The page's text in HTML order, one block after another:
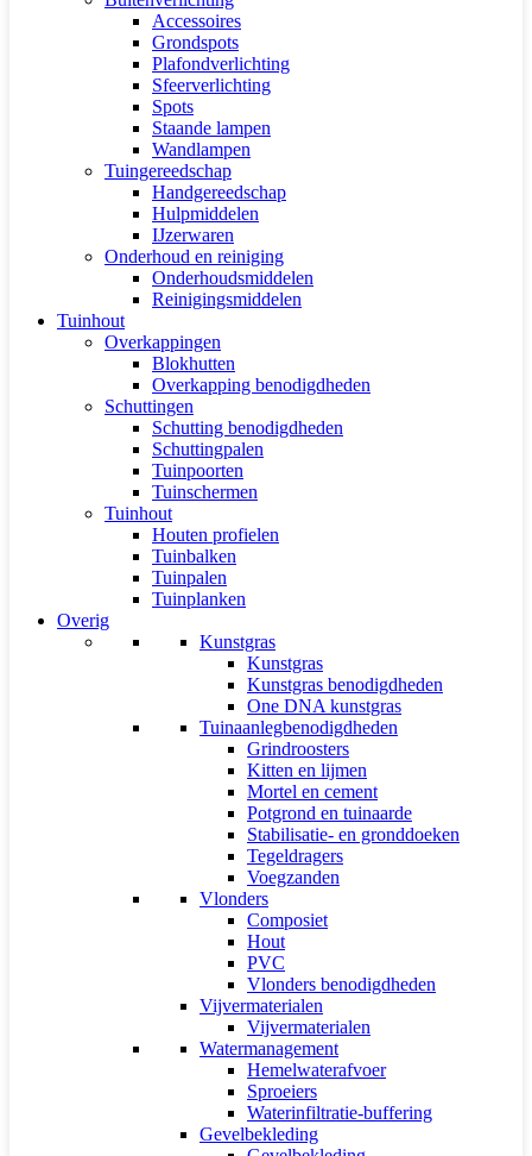
Accessoires
Grondspots
Plafondverlichting
Sfeerverlichting
Spots
Staande lampen
Wandlampen
Tuingereedschap
Handgereedschap
Hulpmiddelen
IJzerwaren
Onderhoud en reiniging
Onderhoudsmiddelen
Reinigingsmiddelen
Tuinhout
Overkappingen
Blokhutten
Overkapping benodigdheden
Schuttingen
Schutting benodigdheden
Schuttingpalen
Tuinpoorten
Tuinschermen
Tuinhout
Houten profielen
Tuinbalken
Tuinpalen
Tuinplanken
Overig
Kunstgras
Kunstgras
Kunstgras benodigdheden
One DNA kunstgras
Tuinaanlegbenodigdheden
Grindroosters
Kitten en lijmen
Mortel en cement
Potgrond en tuinaarde
Stabilisatie- en gronddoeken
Tegeldragers
Voegzanden
Vlonders
Composiet
Hout
PVC
Vlonders benodigdheden
Vijvermaterialen
Vijvermaterialen
Watermanagement
Hemelwaterafvoer
Sproeiers
Waterinfiltratie-buffering
Gevelbekleding